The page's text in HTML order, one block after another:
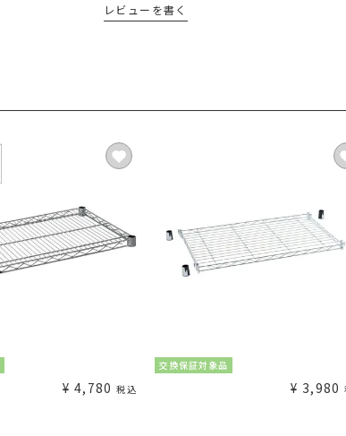
レビューを書く
¥ 4,780 税込
交換保証対象品
¥ 3,980